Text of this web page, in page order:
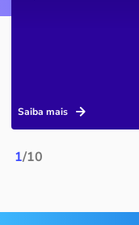
1/10
Saiba mais